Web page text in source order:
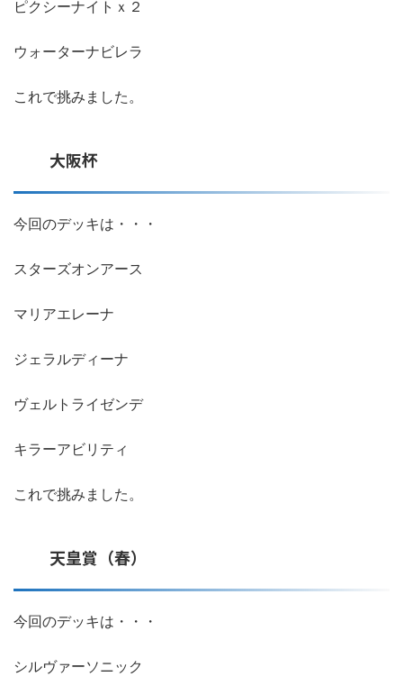
ピクシーナイトｘ２
ウォーターナビレラ
これで挑みました。
大阪杯
今回のデッキは・・・
スターズオンアース
マリアエレーナ
ジェラルディーナ
ヴェルトライゼンデ
キラーアビリティ
これで挑みました。
天皇賞（春）
今回のデッキは・・・
シルヴァーソニック